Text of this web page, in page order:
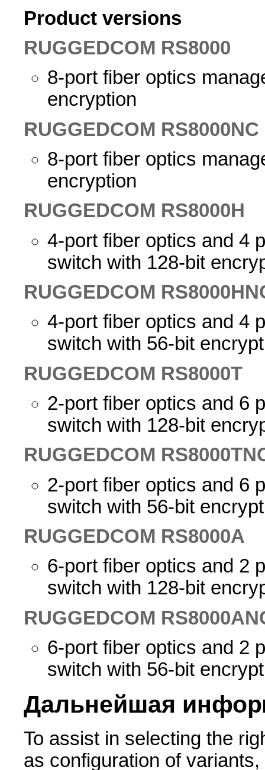
Product versions
RUGGEDCOM RS8000
8-port fiber optics
encryption
RUGGEDCOM RS8000NC
8-port fiber optics
encryption
RUGGEDCOM RS8000H
4-port fiber optics and 4
switch with 128-bit
RUGGEDCOM
4-port fiber optics and 4
switch with 56-bit
RUGGEDCOM RS8000T
2-port fiber optics and 6
switch with 128-bit
RUGGEDCOM
2-port fiber optics and 6
switch with 56-bit
RUGGEDCOM RS8000A
6-port fiber optics and 2
switch with 128-bit
RUGGEDCOM
6-port fiber optics and 2
switch with 56-bit
Дальнейшая
To assist in selecting the
as configuration of